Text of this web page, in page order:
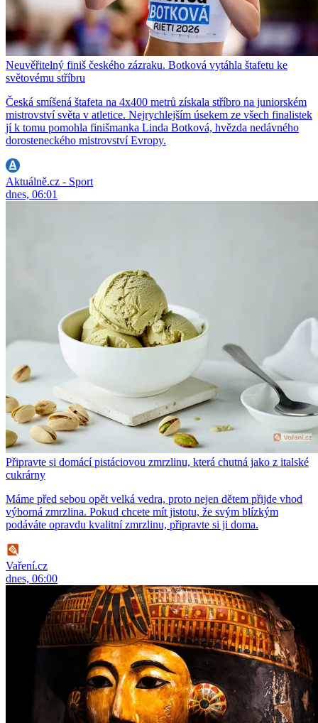
Neuvěřitelný finiš českého zázraku. Botková vytáhla štafetu ke
světovému stříbru
Česká smíšená štafeta na 4x400 metrů získala stříbro na juniorském
mistrovství světa v atletice. Nejrychlejším úsekem ze všech finalistek
jí k tomu pomohla finišmanka Linda Botková, hvězda nedávného
dorosteneckého mistrovství Evropy.
Aktuálně.cz - Sport
dnes, 06:01
Připravte si domácí pistáciovou zmrzlinu, která chutná jako z italské
cukrárny
Máme před sebou opět velká vedra, proto nejen dětem přijde vhod
výborná zmrzlina. Pokud chcete mít jistotu, že svým blízkým
podáváte opravdu kvalitní zmrzlinu, připravte si ji doma.
Vaření.cz
dnes, 06:00